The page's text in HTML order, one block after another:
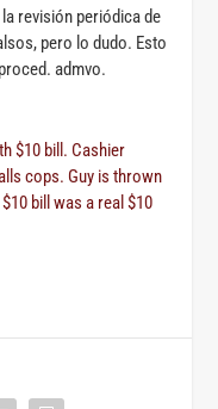
revisión periódica de
pero lo dudo. Esto
admvo.
$10 bill. Cashier
cops. Guy is thrown
bill was a real $10